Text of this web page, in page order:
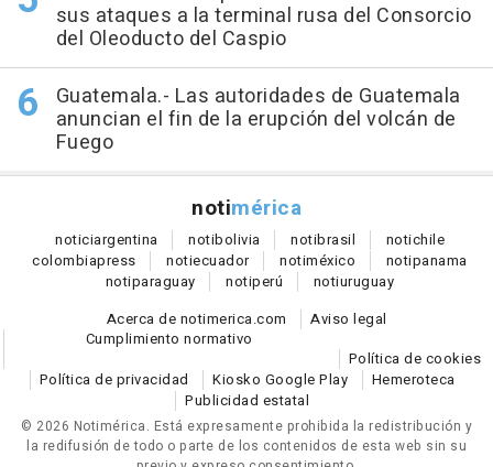
sus ataques a la terminal rusa del Consorcio
del Oleoducto del Caspio
Guatemala.- Las autoridades de Guatemala
anuncian el fin de la erupción del volcán de
Fuego
notimérica
noticiargentina notibolivia notibrasil notichile
colombiapress notiecuador notiméxico notipanama
notiparaguay notiperú notiuruguay
Acerca de notimerica.com
Aviso legal
Cumplimiento normativo
Política de cookies
Política de privacidad
Kiosko Google Play
Hemeroteca
Publicidad estatal
© 2026 Notimérica. Está expresamente prohibida la redistribución y
la redifusión de todo o parte de los contenidos de esta web sin su